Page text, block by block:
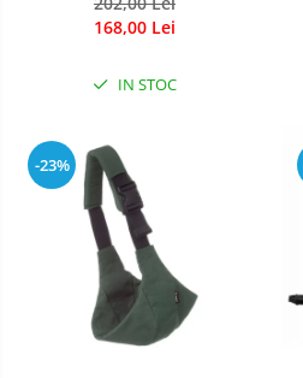
168,00 Lei
IN STOC
-23%